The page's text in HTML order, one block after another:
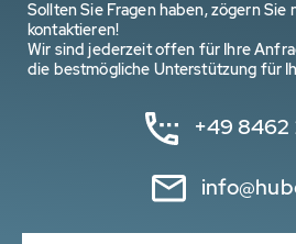
Sollten Sie Fragen haben, zögern Sie
kontaktieren!
Wir sind jederzeit offen für Ihre
die bestmögliche Unterstützung für
+49 8462